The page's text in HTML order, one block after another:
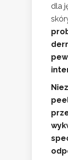
dla